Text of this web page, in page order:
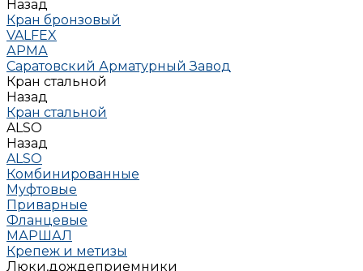
Назад
Кран бронзовый
VALFEX
АРМА
Саратовский Арматурный Завод
Кран стальной
Назад
Кран стальной
ALSO
Назад
ALSO
Комбинированные
Муфтовые
Приварные
Фланцевые
МАРШАЛ
Крепеж и метизы
Люки,дождеприемники